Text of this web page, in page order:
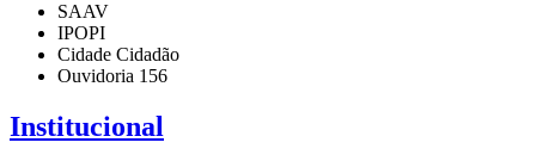
SAAV
IPOPI
Cidade Cidadão
Ouvidoria 156
Institucional